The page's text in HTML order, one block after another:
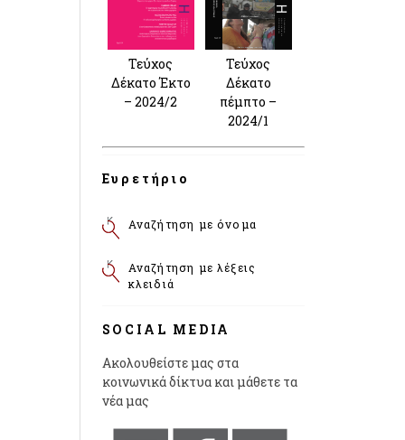
Τεύχος
Δέκατο Έκτο
– 2024/2
Τεύχος
Δέκατο
πέμπτο –
2024/1
Ευρετήριο
Αναζήτηση με όνομα
Αναζήτηση με λέξεις
κλειδιά
SOCIAL MEDIA
Ακολουθείστε μας στα
κοινωνικά δίκτυα και μάθετε τα
νέα μας